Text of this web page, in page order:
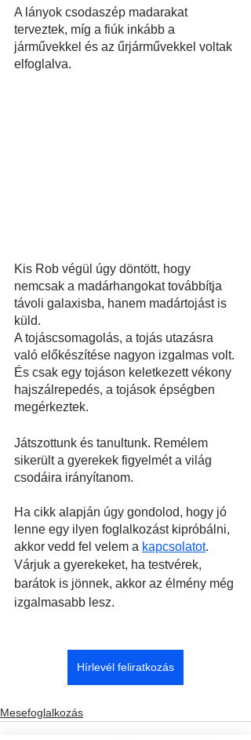
A lányok csodaszép madarakat
terveztek, míg a fiúk inkább a
járművekkel és az űrjárművekkel voltak
elfoglalva.
Kis Rob végül úgy döntött, hogy
nemcsak a madárhangokat továbbítja
távoli galaxisba, hanem madártojást is
küld.
A tojáscsomagolás, a tojás utazásra
való előkészítése nagyon izgalmas volt.
És csak egy tojáson keletkezett vékony
hajszálrepedés, a tojások épségben
megérkeztek.
Játszottunk és tanultunk. Remélem
sikerült a gyerekek figyelmét a világ
csodáira irányítanom.
Ha cikk alapján úgy gondolod, hogy jó
lenne egy ilyen foglalkozást kipróbálni,
akkor vedd fel velem a kapcsolatot.
Várjuk a gyerekeket, ha testvérek,
barátok is jönnek, akkor az élmény még
izgalmasabb lesz.
Hírlevél feliratkozás
Mesefoglalkozás